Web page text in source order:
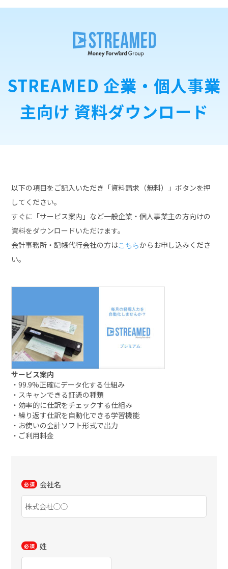
STREAMED 企業・個人事業
主向け 資料ダウンロード
以下の項目をご記入いただき「資料請求（無料）」ボタンを押
してください。
すぐに「サービス案内」など一般企業・個人事業主の方向けの
資料をダウンロードいただけます。
会計事務所・記帳代行会社の方はこちらからお申し込みくださ
い。
サービス案内
・99.9%正確にデータ化する仕組み
・スキャンできる証憑の種類
・効率的に仕訳をチェックする仕組み
・繰り返す仕訳を自動化できる学習機能
・お使いの会計ソフト形式で出力
・ご利用料金
会社名
姓